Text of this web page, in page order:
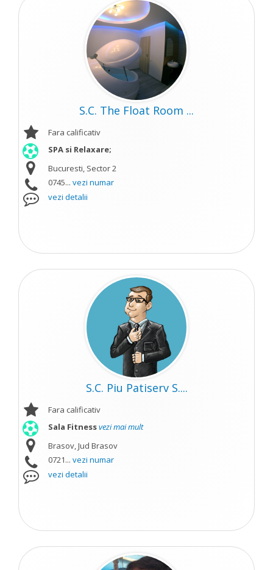
S.C. The Float Room ...
Fara calificativ
SPA si Relaxare;
Bucuresti, Sector 2
0745... vezi numar
vezi detalii
S.C. Piu Patiserv S....
Fara calificativ
Sala Fitnessvezi mai mult
Brasov, Jud Brasov
0721... vezi numar
vezi detalii